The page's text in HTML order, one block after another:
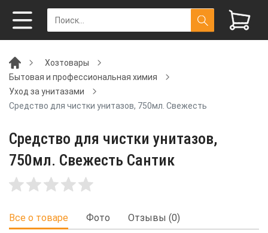
Хозтовары
Бытовая и профессиональная химия
Уход за унитазами
Средство для чистки унитазов, 750мл. Свежесть
Средство для чистки унитазов,
750мл. Свежесть Сантик
Все о товаре Фото Отзывы (0)